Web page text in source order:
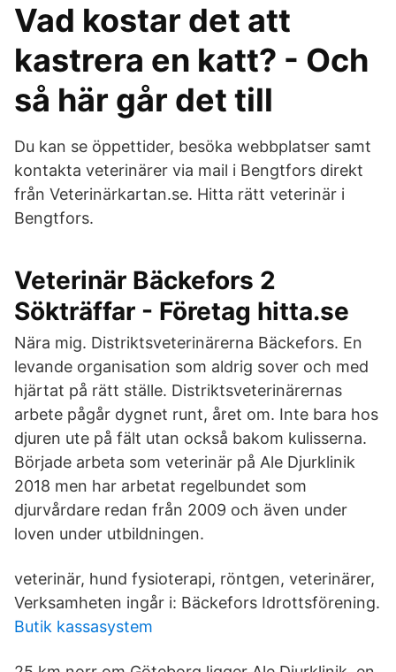
Vad kostar det att
kastrera en katt? - Och
så här går det till
Du kan se öppettider, besöka webbplatser samt
kontakta veterinärer via mail i Bengtfors direkt
från Veterinärkartan.se. Hitta rätt veterinär i
Bengtfors.
Veterinär Bäckefors 2
Sökträffar - Företag hitta.se
Nära mig. Distriktsveterinärerna Bäckefors. En
levande organisation som aldrig sover och med
hjärtat på rätt ställe. Distriktsveterinärernas
arbete pågår dygnet runt, året om. Inte bara hos
djuren ute på fält utan också bakom kulisserna.
Började arbeta som veterinär på Ale Djurklinik
2018 men har arbetat regelbundet som
djurvårdare redan från 2009 och även under
loven under utbildningen.
veterinär, hund fysioterapi, röntgen, veterinärer,
Verksamheten ingår i: Bäckefors Idrottsförening.
Butik kassasystem